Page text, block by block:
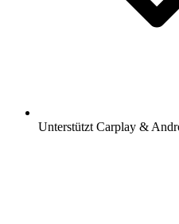
Unterstützt Carplay &